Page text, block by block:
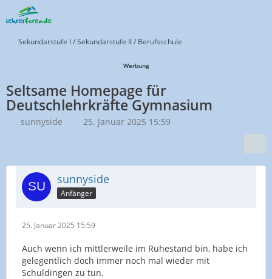
Sekundarstufe I / Sekundarstufe II / Berufsschule
Werbung
Seltsame Homepage für
Deutschlehrkräfte Gymnasium
sunnyside 25. Januar 2025 15:59
sunnyside
Anfänger
25. Januar 2025 15:59
Auch wenn ich mittlerweile im Ruhestand bin, habe ich
gelegentlich doch immer noch mal wieder mit
Schuldingen zu tun.